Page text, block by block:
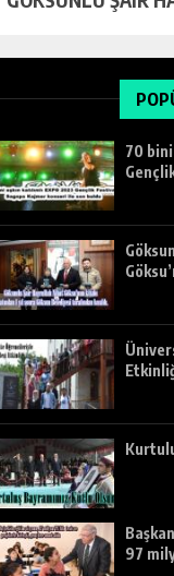
70 bini
97